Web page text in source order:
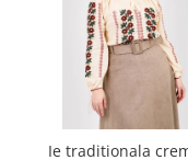
Ie traditionala